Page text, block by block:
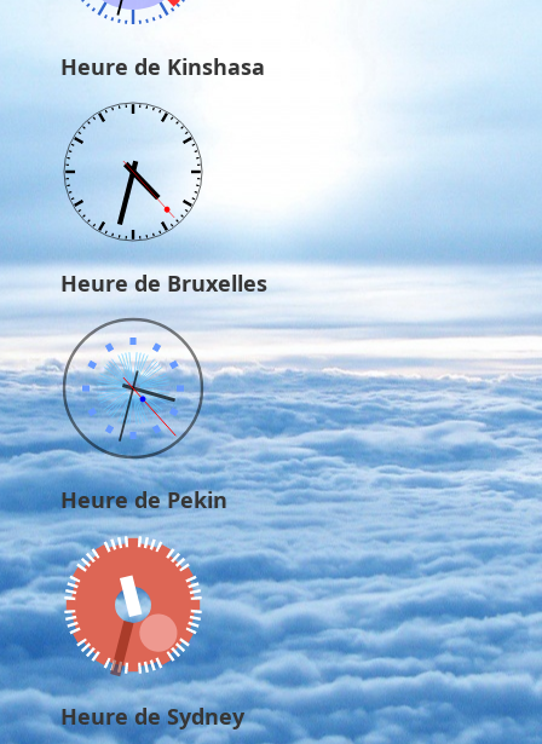
Heure de Kinshasa
Heure de Bruxelles
Heure de Pekin
Heure de Sydney